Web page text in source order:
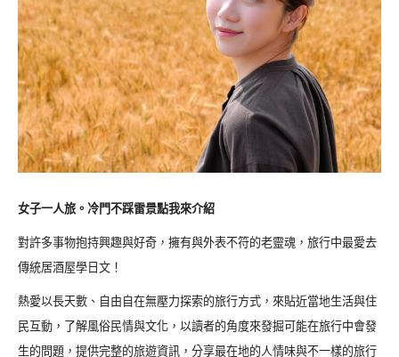
女子一人旅。冷門不踩雷景點我來介紹
對許多事物抱持興趣與好奇，擁有與外表不符的老靈魂，旅行中最愛去
傳統居酒屋學日文！
熱愛以長天數、自由自在無壓力探索的旅行方式，來貼近當地生活與住
民互動，了解風俗民情與文化，以讀者的角度來發掘可能在旅行中會發
生的問題，提供完整的旅遊資訊，分享最在地的人情味與不一樣的旅行